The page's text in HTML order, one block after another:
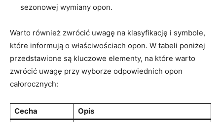
sezonowej wymiany opon.
Warto również zwrócić uwagę na klasyfikację i symbole,
które informują o właściwościach opon. W tabeli poniżej
przedstawione są kluczowe elementy, na które warto
zwrócić uwagę przy wyborze odpowiednich opon
całorocznych:
Cecha
Opis